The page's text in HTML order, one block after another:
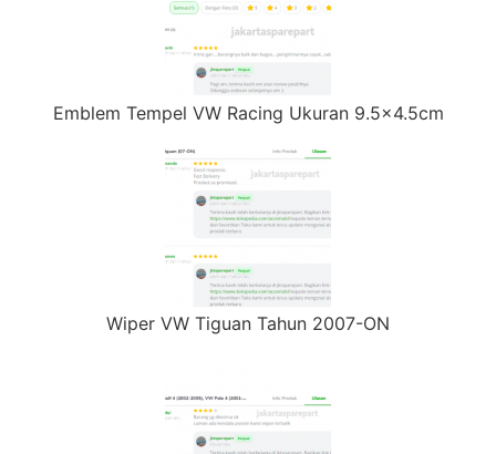
Emblem Tempel VW Racing Ukuran 9.5×4.5cm
Wiper VW Tiguan Tahun 2007-ON